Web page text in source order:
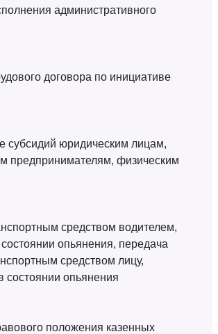
административного
договора по инициативе
субсидий юридическим лицам,
предпринимателям, физическим
средством водителем,
опьянения, передача
средством лицу,
состоянии опьянения
положения казенных